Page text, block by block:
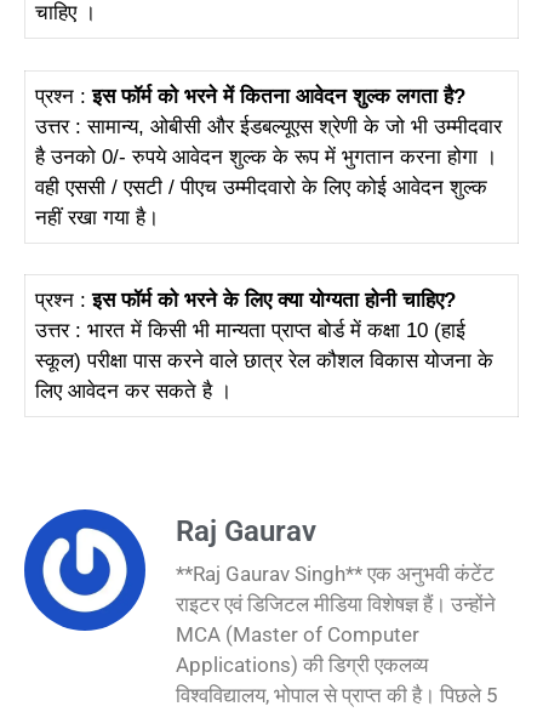
चाहिए ।
प्रश्न :इस फॉर्म को भरने में कितना आवेदन शुल्क लगता है?
उत्तर : सामान्य, ओबीसी और ईडबल्यूएस श्रेणी के जो भी उम्मीदवार
है उनको 0/- रुपये आवेदन शुल्क के रूप में भुगतान करना होगा ।
वही एससी / एसटी / पीएच उम्मीदवारो के लिए कोई आवेदन शुल्क
नहीं रखा गया है।
प्रश्न :इस फॉर्म को भरने के लिए क्या योग्यता होनी चाहिए?
उत्तर : भारत में किसी भी मान्यता प्राप्त बोर्ड में कक्षा 10 (हाई
स्कूल) परीक्षा पास करने वाले छात्र रेल कौशल विकास योजना के
लिए आवेदन कर सकते है ।
Raj Gaurav
**Raj Gaurav Singh** एक अनुभवी कंटेंट
राइटर एवं डिजिटल मीडिया विशेषज्ञ हैं। उन्होंने
MCA (Master of Computer
Applications) की डिग्री एकलव्य
विश्वविद्यालय, भोपाल से प्राप्त की है। पिछले 5